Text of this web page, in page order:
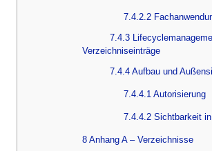
7.4.2.2
7.4.3
Verzeichniseinträge
7.4.4 Aufbau und
7.4.4.1 Autorisierung
7.4.4.2 Sichtbarkeit in
8 Anhang A – Verzeichnisse